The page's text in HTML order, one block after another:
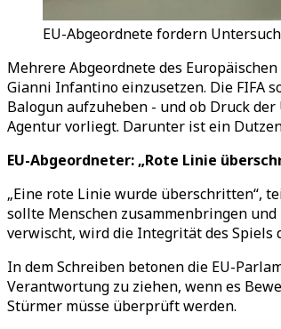
EU-Abgeordnete fordern
Mehrere Abgeordnete des
Gianni Infantino einzusetzen. Die FIFA
Balogun aufzuheben - und ob Druck
Agentur vorliegt. Darunter ist ein
EU-Abgeordneter: „Rote Linie
„Eine rote Linie wurde überschritten“,
sollte Menschen zusammenbringen
verwischt, wird die Integrität des Spiels
In dem Schreiben betonen die EU-
Verantwortung zu ziehen, wenn es
Stürmer müsse überprüft werden.